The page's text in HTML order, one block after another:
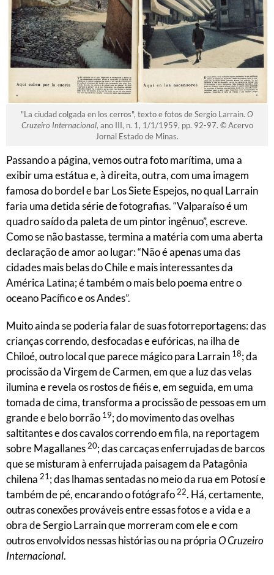
"La ciudad colgada en los cerros", texto e fotos de Sergio Larrain. O
Cruzeiro Internacional, ano III, n. 1, 1/1/1959, pp. 92-97. © Acervo
Jornal Estado de Minas.
Passando a página, vemos outra foto marítima, uma a
exibir uma estátua e, à direita, outra, com uma imagem
famosa do bordel e bar Los Siete Espejos, no qual Larrain
faria uma detida série de fotografias. “Valparaíso é um
quadro saído da paleta de um pintor ingênuo”, escreve.
Como se não bastasse, termina a matéria com uma aberta
declaração de amor ao lugar: “Não é apenas uma das
cidades mais belas do Chile e mais interessantes da
América Latina; é também o mais belo poema entre o
oceano Pacífico e os Andes”.
Muito ainda se poderia falar de suas fotorreportagens: das
crianças correndo, desfocadas e eufóricas, na ilha de
Chiloé, outro local que parece mágico para Larrain 18; da
procissão da Virgem de Carmen, em que a luz das velas
ilumina e revela os rostos de fiéis e, em seguida, em uma
tomada de cima, transforma a procissão de pessoas em um
grande e belo borrão 19; do movimento das ovelhas
saltitantes e dos cavalos correndo em fila, na reportagem
sobre Magallanes 20; das carcaças enferrujadas de barcos
que se misturam à enferrujada paisagem da Patagônia
chilena 21 ; das lhamas sentadas no meio da rua em Potosí e
também de pé, encarando o fotógrafo 22. Há, certamente,
outras conexões prováveis entre essas fotos e a vida e a
obra de Sergio Larrain que morreram com ele e com
outros envolvidos nessas histórias ou na própriaO Cruzeiro
Internacional.